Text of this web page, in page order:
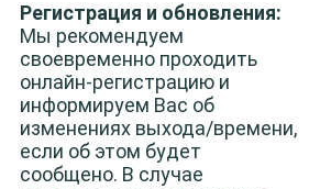
Регистрация и обновления:
Мы рекомендуем
своевременно проходить
онлайн-регистрацию и
информируем Вас об
изменениях выхода/времени,
если об этом будет
сообщено. В случае